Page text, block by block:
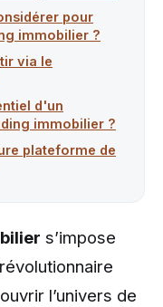
pour
immobilier ?
via le
d'un
immobilier ?
plateforme de
s’impose
l’univers de